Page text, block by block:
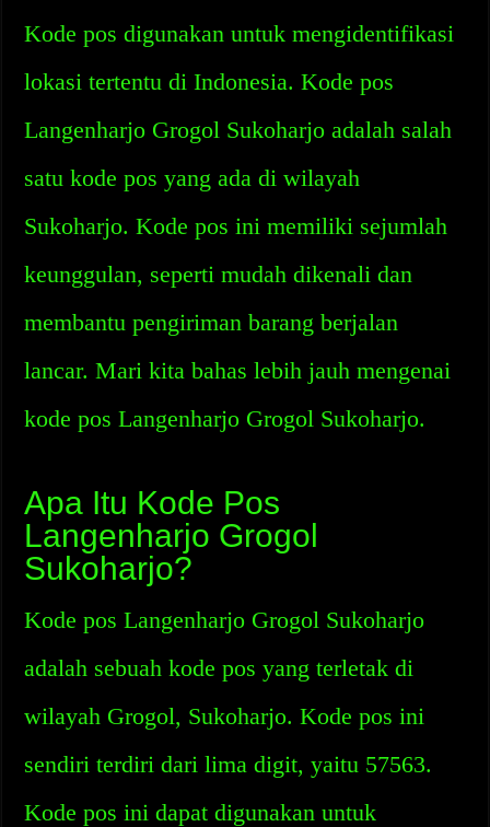
Kode pos digunakan untuk mengidentifikasi
lokasi tertentu di Indonesia. Kode pos
Langenharjo Grogol Sukoharjo adalah salah
satu kode pos yang ada di wilayah
Sukoharjo. Kode pos ini memiliki sejumlah
keunggulan, seperti mudah dikenali dan
membantu pengiriman barang berjalan
lancar. Mari kita bahas lebih jauh mengenai
kode pos Langenharjo Grogol Sukoharjo.
Apa Itu Kode Pos
Langenharjo Grogol
Sukoharjo?
Kode pos Langenharjo Grogol Sukoharjo
adalah sebuah kode pos yang terletak di
wilayah Grogol, Sukoharjo. Kode pos ini
sendiri terdiri dari lima digit, yaitu 57563.
Kode pos ini dapat digunakan untuk